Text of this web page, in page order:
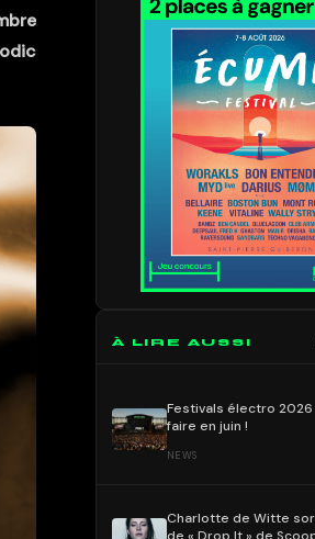
À LIRE AUSSI
Festivals électro
faire en juin !
NEWS
Charlotte de Witte
de « Drop It » de